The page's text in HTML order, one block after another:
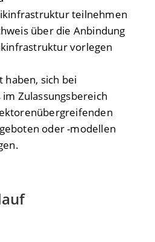
teilnehmen
über die Anbindung
vorlegen
haben, sich bei
Zulassungsbereich
oder -modellen